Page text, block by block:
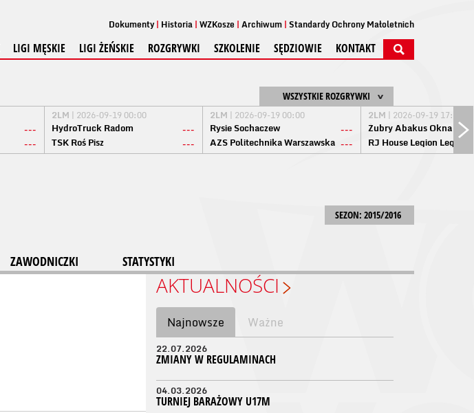
Dokumenty Historia WZKosze Archiwum Standardy Ochrony Małoletnich
LIGI MĘSKIE LIGI ŻEŃSKIE ROZGRYWKI SZKOLENIE SĘDZIOWIE KONTAKT
WSZYSTKIE ROZGRYWKI
---
---
2LM | 2026-09-19 00:00
HydroTruck Radom
---
TSK Roś Pisz
---
2LM | 2026-09-19 00:00
Rysie Sochaczew
---
AZS Politechnika Warszawska ---
2LM | 2026-09-19 17:00
Żubry Abakus Okna
RJ House Legion
SEZON: 2015/2016
ZAWODNICZKI STATYSTYKI
AKTUALNOŚCI
Najnowsze Ważne
22.07.2026
ZMIANY W REGULAMINACH
04.03.2026
TURNIEJ BARAŻOWY U17M